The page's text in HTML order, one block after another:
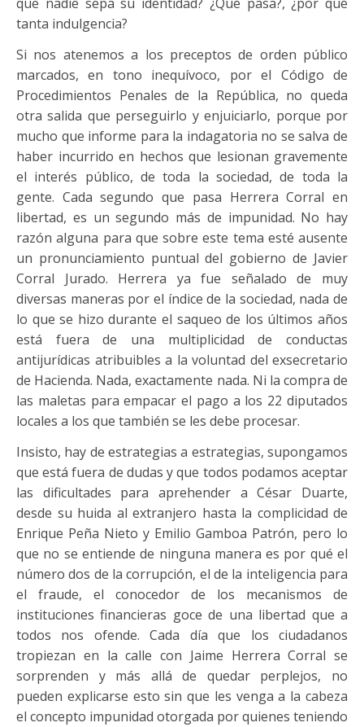
tanta indulgencia?
Si nos atenemos a los preceptos de orden público
marcados, en tono inequívoco, por el Código de
Procedimientos Penales de la República, no queda
otra salida que perseguirlo y enjuiciarlo, porque por
mucho que informe para la indagatoria no se salva de
haber incurrido en hechos que lesionan gravemente
el interés público, de toda la sociedad, de toda la
gente. Cada segundo que pasa Herrera Corral en
libertad, es un segundo más de impunidad. No hay
razón alguna para que sobre este tema esté ausente
un pronunciamiento puntual del gobierno de Javier
Corral Jurado. Herrera ya fue señalado de muy
diversas maneras por el índice de la sociedad, nada de
lo que se hizo durante el saqueo de los últimos años
está fuera de una multiplicidad de conductas
antijurídicas atribuibles a la voluntad del exsecretario
de Hacienda. Nada, exactamente nada. Ni la compra de
las maletas para empacar el pago a los 22 diputados
locales a los que también se les debe procesar.
Insisto, hay de estrategias a estrategias, supongamos
que está fuera de dudas y que todos podamos aceptar
las dificultades para aprehender a César Duarte,
desde su huida al extranjero hasta la complicidad de
Enrique Peña Nieto y Emilio Gamboa Patrón, pero lo
que no se entiende de ninguna manera es por qué el
número dos de la corrupción, el de la inteligencia para
el fraude, el conocedor de los mecanismos de
instituciones financieras goce de una libertad que a
todos nos ofende. Cada día que los ciudadanos
tropiezan en la calle con Jaime Herrera Corral se
sorprenden y más allá de quedar perplejos, no
pueden explicarse esto sin que les venga a la cabeza
el concepto impunidad otorgada por quienes teniendo